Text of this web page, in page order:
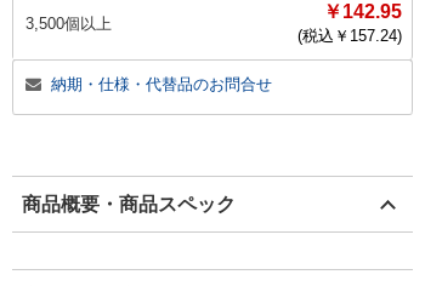
3,500個以上
￥142.95
(税込￥ 157.24)
納期・仕様・代替品のお問合せ
商品概要・商品スペック